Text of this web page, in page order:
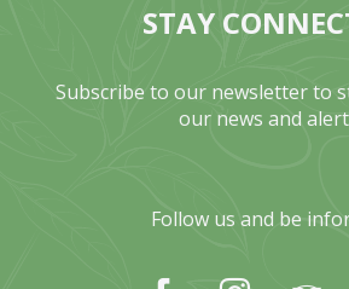
STAY
Subscribe to our newsletter to
our news and
Follow us and be